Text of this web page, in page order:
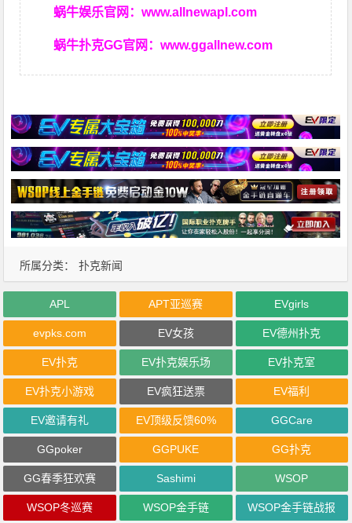
蜗牛娱乐官网：www.allnewapl.com
蜗牛扑克GG官网：www.ggallnew.com
所属分类： 扑克新闻
APL APT亚巡赛 EVgirls
evpks.com EV女孩 EV德州扑克
EV扑克 EV扑克娱乐场 EV扑克室
EV扑克小游戏 EV疯狂送票 EV福利
EV邀请有礼 EV顶级反馈60% GGCare
GGpoker GGPUKE GG扑克
GG春季狂欢赛 Sashimi WSOP
WSOP冬巡赛 WSOP金手链 WSOP金手链战报